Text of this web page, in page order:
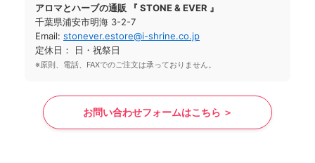
アロマとハーブの通販 『 STONE & EVER 』
千葉県浦安市明海 3-2-7
Email: stonever.estore@i-shrine.co.jp
定休日： 日・祝祭日
※原則、電話、FAXでのご注文は承っておりません。
お問い合わせフォームはこちら ＞